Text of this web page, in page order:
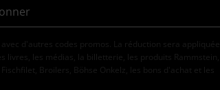
d'autres codes promos. La réduction sera appliquée
livres, les médias, la billetterie, les produits Rammstein,
Broilers, Böhse Onkelz, les bons d'achat et les